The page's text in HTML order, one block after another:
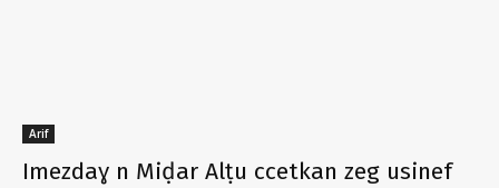
Arif
Imezdaɣ n Miḍar Alṭu ccetkan zeg usinef